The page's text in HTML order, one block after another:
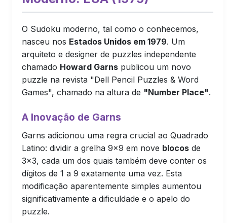
O Sudoku moderno, tal como o conhecemos,
nasceu nos Estados Unidos em 1979. Um
arquiteto e designer de puzzles independente
chamado Howard Garns publicou um novo
puzzle na revista "Dell Pencil Puzzles & Word
Games", chamado na altura de "Number Place".
A Inovação de Garns
Garns adicionou uma regra crucial ao Quadrado
Latino: dividir a grelha 9×9 em nove blocos de
3×3, cada um dos quais também deve conter os
dígitos de 1 a 9 exatamente uma vez. Esta
modificação aparentemente simples aumentou
significativamente a dificuldade e o apelo do
puzzle.